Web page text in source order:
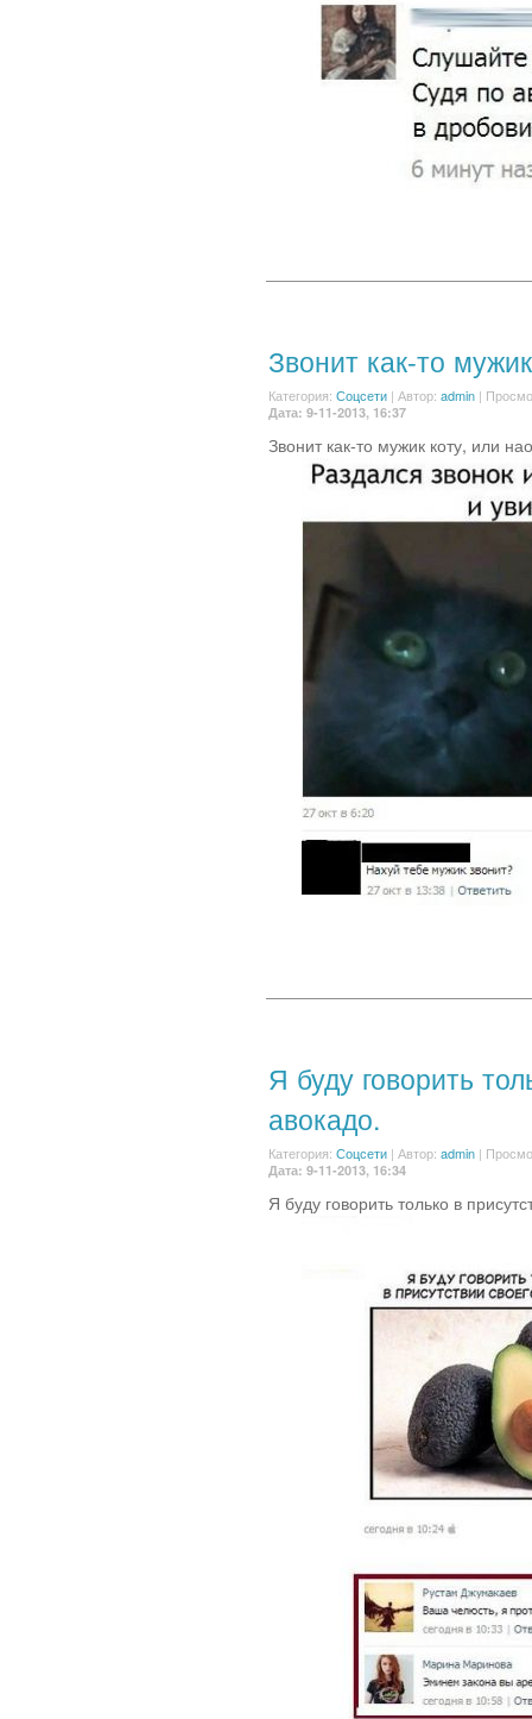
Звонит как-то
Категория: Соцсети | Автор: admin |
Дата: 9-11-2013, 16:37
Звонит как-то мужик коту, или
Я буду говорить
авокадо.
Категория: Соцсети | Автор: admin |
Дата: 9-11-2013, 16:34
Я буду говорить только в